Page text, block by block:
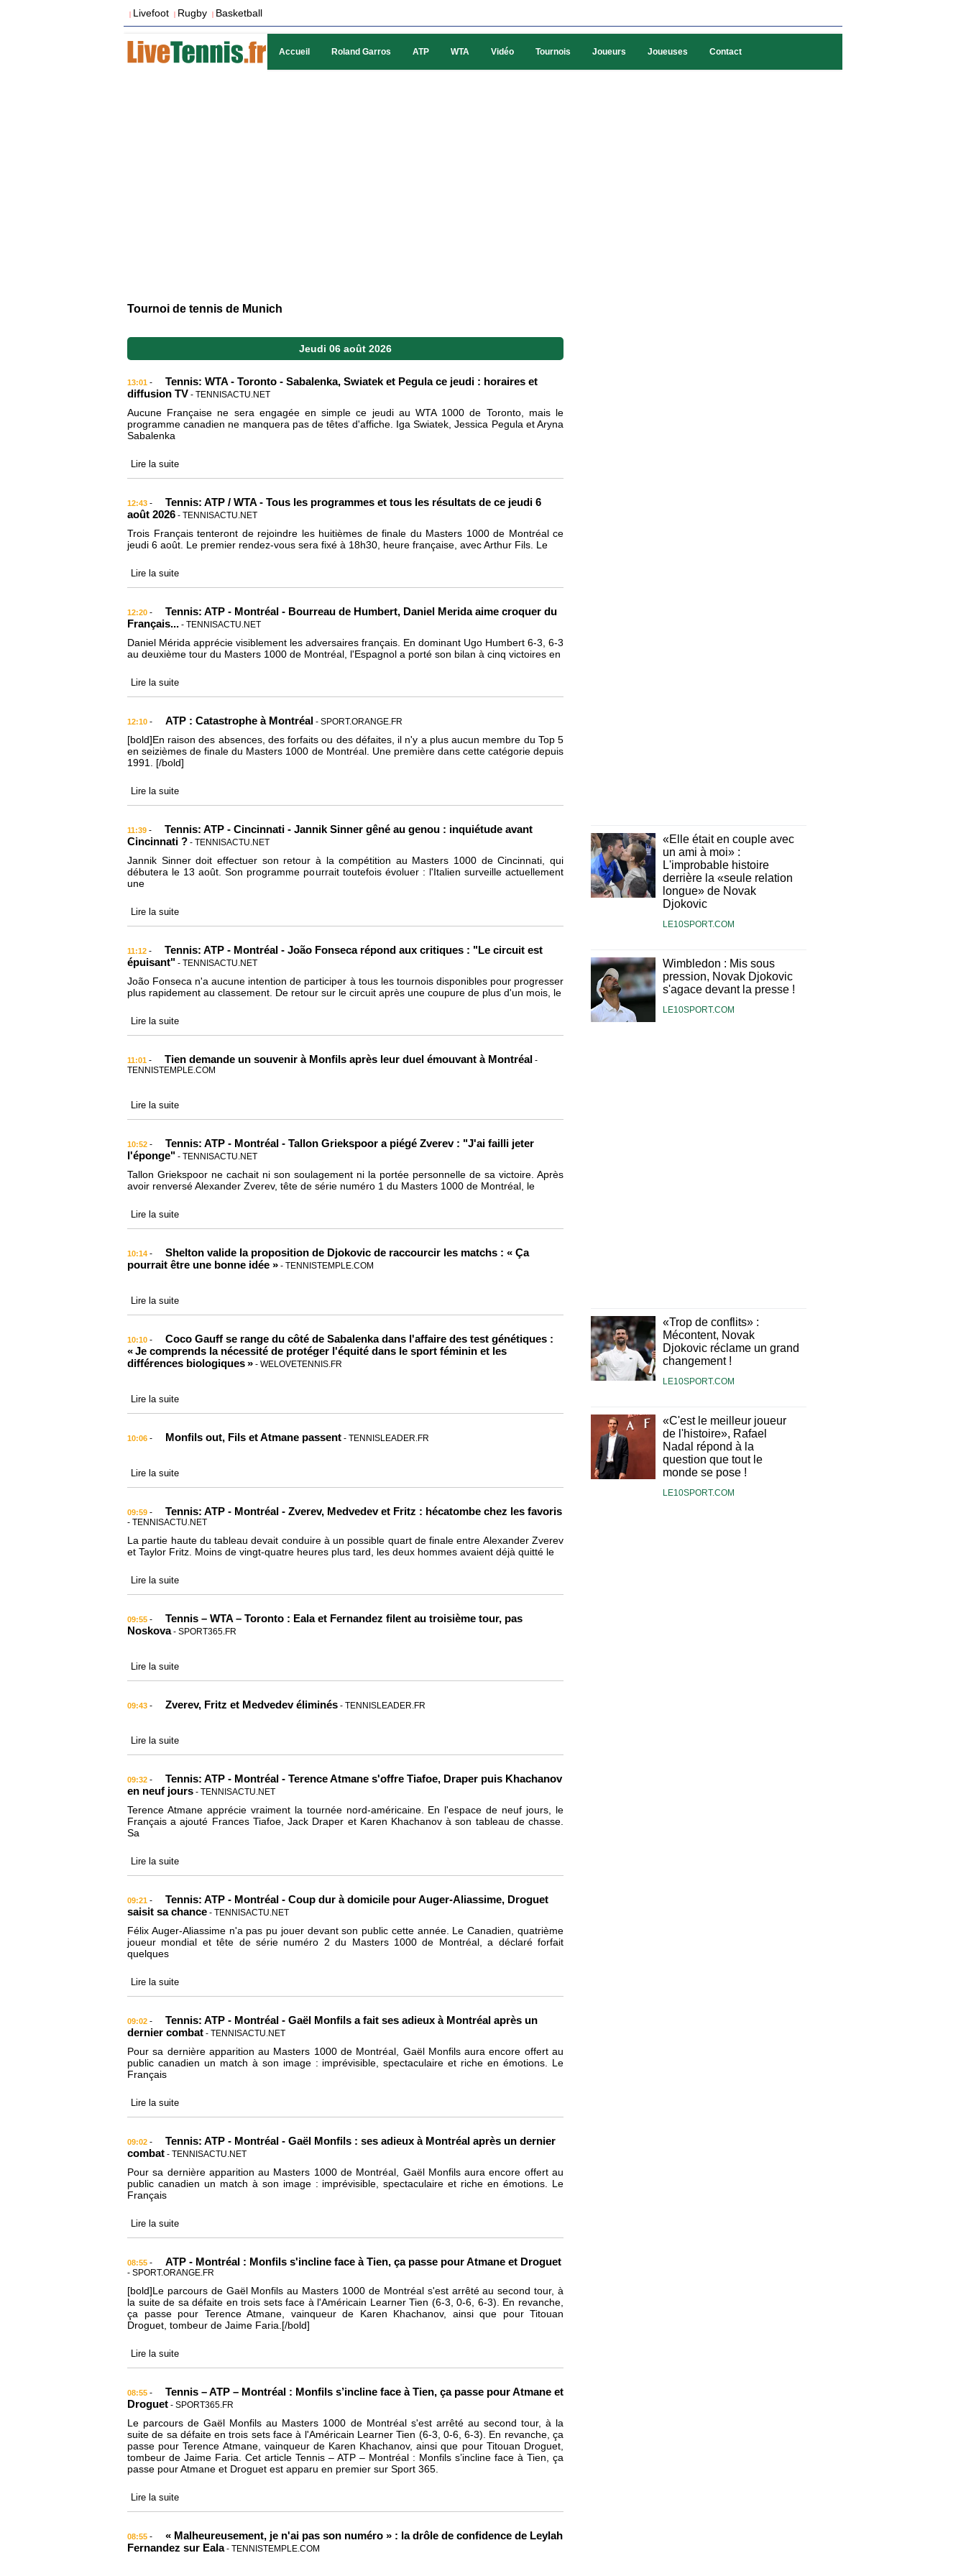
| Livefoot | Rugby | Basketball
Accueil Roland Garros ATP WTA Vidéo Tournois Joueurs Joueuses Contact
Tournoi de tennis de Munich
Jeudi 06 août 2026
13:01 -
Tennis: WTA - Toronto - Sabalenka, Swiatek et Pegula ce jeudi : horaires et
diffusion TV - TENNISACTU.NET
Aucune Française ne sera engagée en simple ce jeudi au WTA 1000 de Toronto, mais le
programme canadien ne manquera pas de têtes d'affiche. Iga Swiatek, Jessica Pegula et Aryna
Sabalenka
Lire la suite
12:43 -
Tennis: ATP / WTA - Tous les programmes et tous les résultats de ce jeudi 6
août 2026 - TENNISACTU.NET
Trois Français tenteront de rejoindre les huitièmes de finale du Masters 1000 de Montréal ce
jeudi 6 août. Le premier rendez-vous sera fixé à 18h30, heure française, avec Arthur Fils. Le
Lire la suite
12:20 -
Tennis: ATP - Montréal - Bourreau de Humbert, Daniel Merida aime croquer du
Français... - TENNISACTU.NET
Daniel Mérida apprécie visiblement les adversaires français. En dominant Ugo Humbert 6-3, 6-3
au deuxième tour du Masters 1000 de Montréal, l'Espagnol a porté son bilan à cinq victoires en
Lire la suite
12:10 - ATP : Catastrophe à Montréal - SPORT.ORANGE.FR
[bold]En raison des absences, des forfaits ou des défaites, il n'y a plus aucun membre du Top 5
en seizièmes de finale du Masters 1000 de Montréal. Une première dans cette catégorie depuis
1991. [/bold]
Lire la suite
11:39 -
Tennis: ATP - Cincinnati - Jannik Sinner gêné au genou : inquiétude avant
Cincinnati ? - TENNISACTU.NET
Jannik Sinner doit effectuer son retour à la compétition au Masters 1000 de Cincinnati, qui
débutera le 13 août. Son programme pourrait toutefois évoluer : l'Italien surveille actuellement
une
Lire la suite
11:12 -
Tennis: ATP - Montréal - João Fonseca répond aux critiques : "Le circuit est
épuisant" - TENNISACTU.NET
João Fonseca n'a aucune intention de participer à tous les tournois disponibles pour progresser
plus rapidement au classement. De retour sur le circuit après une coupure de plus d'un mois, le
Lire la suite
11:01 - Tien demande un souvenir à Monfils après leur duel émouvant à Montréal -
TENNISTEMPLE.COM
Lire la suite
10:52 -
Tennis: ATP - Montréal - Tallon Griekspoor a piégé Zverev : "J'ai failli jeter
l'éponge" - TENNISACTU.NET
Tallon Griekspoor ne cachait ni son soulagement ni la portée personnelle de sa victoire. Après
avoir renversé Alexander Zverev, tête de série numéro 1 du Masters 1000 de Montréal, le
Lire la suite
10:14 -
Shelton valide la proposition de Djokovic de raccourcir les matchs : « Ça
pourrait être une bonne idée » - TENNISTEMPLE.COM
Lire la suite
10:10 -
Coco Gauff se range du côté de Sabalenka dans l'affaire des test génétiques :
« Je comprends la nécessité de protéger l'équité dans le sport féminin et les
différences biologiques » - WELOVETENNIS.FR
Lire la suite
10:06 - Monfils out, Fils et Atmane passent - TENNISLEADER.FR
Lire la suite
09:59 - Tennis: ATP - Montréal - Zverev, Medvedev et Fritz : hécatombe chez les favoris
- TENNISACTU.NET
La partie haute du tableau devait conduire à un possible quart de finale entre Alexander Zverev
et Taylor Fritz. Moins de vingt-quatre heures plus tard, les deux hommes avaient déjà quitté le
Lire la suite
09:55 -
Tennis – WTA – Toronto : Eala et Fernandez filent au troisième tour, pas
Noskova - SPORT365.FR
Lire la suite
09:43 - Zverev, Fritz et Medvedev éliminés - TENNISLEADER.FR
Lire la suite
09:32 -
Tennis: ATP - Montréal - Terence Atmane s'offre Tiafoe, Draper puis Khachanov
en neuf jours - TENNISACTU.NET
Terence Atmane apprécie vraiment la tournée nord-américaine. En l'espace de neuf jours, le
Français a ajouté Frances Tiafoe, Jack Draper et Karen Khachanov à son tableau de chasse.
Sa
Lire la suite
09:21 -
Tennis: ATP - Montréal - Coup dur à domicile pour Auger-Aliassime, Droguet
saisit sa chance - TENNISACTU.NET
Félix Auger-Aliassime n'a pas pu jouer devant son public cette année. Le Canadien, quatrième
joueur mondial et tête de série numéro 2 du Masters 1000 de Montréal, a déclaré forfait
quelques
Lire la suite
09:02 -
Tennis: ATP - Montréal - Gaël Monfils a fait ses adieux à Montréal après un
dernier combat - TENNISACTU.NET
Pour sa dernière apparition au Masters 1000 de Montréal, Gaël Monfils aura encore offert au
public canadien un match à son image : imprévisible, spectaculaire et riche en émotions. Le
Français
Lire la suite
09:02 -
Tennis: ATP - Montréal - Gaël Monfils : ses adieux à Montréal après un dernier
combat - TENNISACTU.NET
Pour sa dernière apparition au Masters 1000 de Montréal, Gaël Monfils aura encore offert au
public canadien un match à son image : imprévisible, spectaculaire et riche en émotions. Le
Français
Lire la suite
08:55 - ATP - Montréal : Monfils s'incline face à Tien, ça passe pour Atmane et Droguet
- SPORT.ORANGE.FR
[bold]Le parcours de Gaël Monfils au Masters 1000 de Montréal s'est arrêté au second tour, à
la suite de sa défaite en trois sets face à l'Américain Learner Tien (6-3, 0-6, 6-3). En revanche,
ça passe pour Terence Atmane, vainqueur de Karen Khachanov, ainsi que pour Titouan
Droguet, tombeur de Jaime Faria.[/bold]
Lire la suite
08:55 -
Tennis – ATP – Montréal : Monfils s’incline face à Tien, ça passe pour Atmane et
Droguet - SPORT365.FR
Le parcours de Gaël Monfils au Masters 1000 de Montréal s'est arrêté au second tour, à la
suite de sa défaite en trois sets face à l'Américain Learner Tien (6-3, 0-6, 6-3). En revanche, ça
passe pour Terence Atmane, vainqueur de Karen Khachanov, ainsi que pour Titouan Droguet,
tombeur de Jaime Faria. Cet article Tennis – ATP – Montréal : Monfils s’incline face à Tien, ça
passe pour Atmane et Droguet est apparu en premier sur Sport 365.
Lire la suite
08:55 -
« Malheureusement, je n'ai pas son numéro » : la drôle de confidence de Leylah
Fernandez sur Eala - TENNISTEMPLE.COM
«Elle était en couple avec
un ami à moi» :
L'improbable histoire
derrière la «seule relation
longue» de Novak
Djokovic
LE10SPORT.COM
Wimbledon : Mis sous
pression, Novak Djokovic
s'agace devant la presse !
LE10SPORT.COM
«Trop de conflits» :
Mécontent, Novak
Djokovic réclame un grand
changement !
LE10SPORT.COM
«C'est le meilleur joueur
de l'histoire», Rafael
Nadal répond à la
question que tout le
monde se pose !
LE10SPORT.COM